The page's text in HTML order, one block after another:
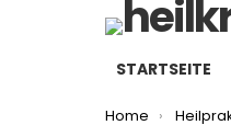
STARTSEITE
You are here:
Home